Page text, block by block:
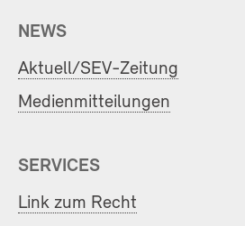
NEWS
Aktuell/SEV-Zeitung
Medienmitteilungen
SERVICES
Link zum Recht